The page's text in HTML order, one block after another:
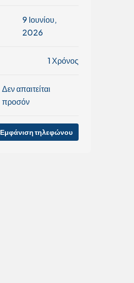
9 Ιουνίου,
2026
1 Χρόνος
Δεν απαιτείται
προσόν
Εμφάνιση τηλεφώνου